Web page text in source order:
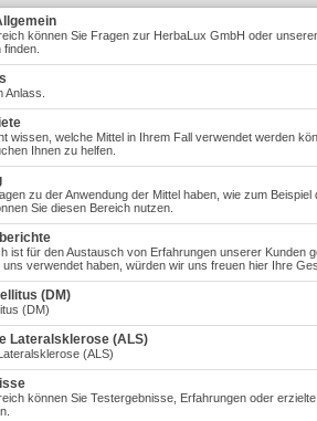
können Sie Fragen zur HerbaLux GmbH oder
Anlass.
wissen, welche Mittel in Ihrem Fall verwendet werden
Ihnen zu helfen.
zu der Anwendung der Mittel haben, wie zum
Sie diesen Bereich nutzen.
ist für den Austausch von Erfahrungen unserer Kunden
uns verwendet haben, würden wir uns freuen hier Ihre
(DM)
(DM)
Lateralsklerose (ALS)
(ALS)
können Sie Testergebnisse, Erfahrungen oder